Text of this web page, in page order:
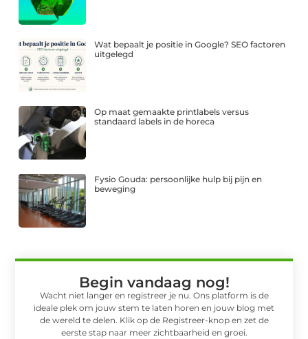
Wat bepaalt je positie in Google? SEO factoren
uitgelegd
Op maat gemaakte printlabels versus
standaard labels in de horeca
Fysio Gouda: persoonlijke hulp bij pijn en
beweging
Begin vandaag nog!
Wacht niet langer en registreer je nu. Ons platform is de
ideale plek om jouw stem te laten horen en jouw blog met
de wereld te delen. Klik op de Registreer-knop en zet de
eerste stap naar meer zichtbaarheid en groei.